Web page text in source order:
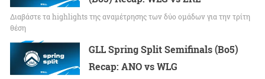
Διαβάστε τα highlights της αναμέτρησης των δύο ομάδων για την τρίτη
θέση
GLL Spring Split Semifinals (Bo5)
Recap: ANO vs WLG